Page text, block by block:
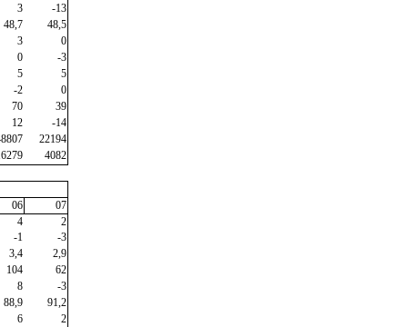
3
-13
48,7
48,5
3
0
0
-3
5
5
-2
0
70
39
12
-14
22194
4082
06
07
4
2
-1
-3
3,4
2,9
104
62
8
-3
88,9
91,2
6
2